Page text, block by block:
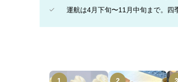
運航は4月下旬〜11月中旬まで。四